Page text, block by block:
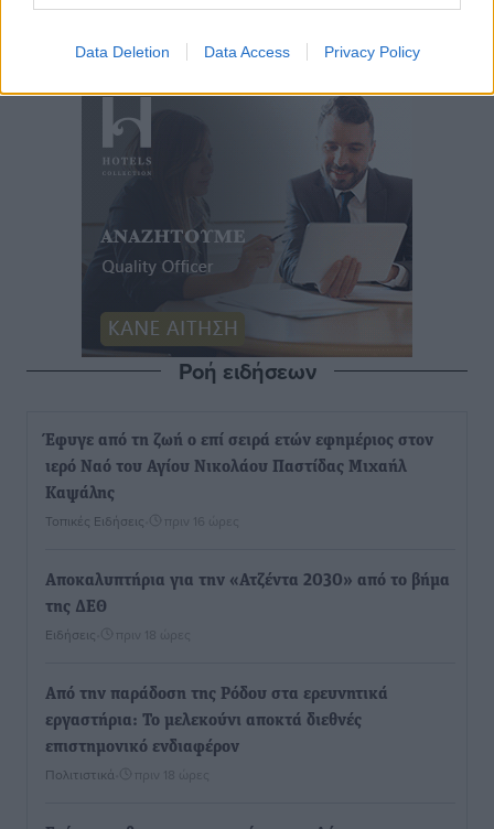
Data Deletion Data Access Privacy Policy
Ροή ειδήσεων
Έφυγε από τη ζωή ο επί σειρά ετών εφημέριος στον
ιερό Ναό του Αγίου Νικολάου Παστίδας Μιχαήλ
Καψάλης
Τοπικές Ειδήσεις πριν 16 ώρες
Αποκαλυπτήρια για την «Ατζέντα 2030» από το βήμα
της ΔΕΘ
Ειδήσεις πριν 18 ώρες
Από την παράδοση της Ρόδου στα ερευνητικά
εργαστήρια: Το μελεκούνι αποκτά διεθνές
επιστημονικό ενδιαφέρον
Πολιτιστικά πριν 18 ώρες